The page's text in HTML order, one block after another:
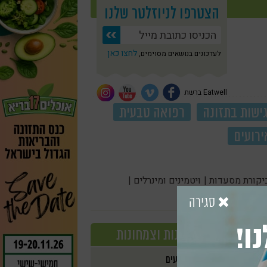
הצטרפו לניוזלטר שלנו
לעדכונים בנושאים מסוימים, לחצו כאן
Eatwell ברשת
גישות בתזונה
רפואה טבעית
מסעדות | ויטמינים ומינרלים |
טבעונות וצמחונות
אירועים
סגירה